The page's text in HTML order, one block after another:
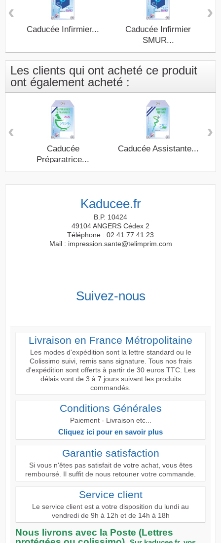
Caducée Infirmier...
Caducée Infirmier
SMUR...
‹ ›
Les clients qui ont acheté ce produit
ont également acheté :
Caducée
Préparatrice...
Caducée Assistante...
‹ ›
Kaducee.fr
B.P. 10424
49104 ANGERS Cédex 2
Téléphone : 02 41 77 41 23
Mail : impression.sante@telimprim.com
Suivez-nous
Livraison en France Métropolitaine
Les modes d'expédition sont la lettre standard ou le
Colissimo suivi, remis sans signature. Tous nos frais
d'expédition sont offerts à partir de 30 euros TTC. Les
délais vont de 3 à 7 jours suivant les produits
commandés.
Conditions Générales
Paiement - Livraison etc...
Cliquez ici pour en savoir plus
Garantie satisfaction
Si vous n'êtes pas satisfait de votre achat, vous êtes
remboursé. Il suffit de nous retouner votre commande.
Service client
Le service client est a votre disposition du lundi au
vendredi de 9h à 12h et de 14h à 18h
Nous livrons avec la Poste (Lettres